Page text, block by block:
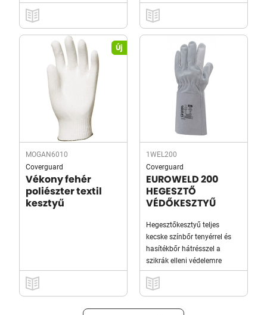
Új
MOGAN6010
Coverguard
Vékony fehér
poliészter textil
kesztyű
1WEL200
Coverguard
EUROWELD 200
HEGESZTŐ
VÉDŐKESZTYŰ
Hegesztőkesztyű teljes
kecske színbőr tenyérrel és
hasítékbőr hátrésszel a
szikrák elleni védelemre